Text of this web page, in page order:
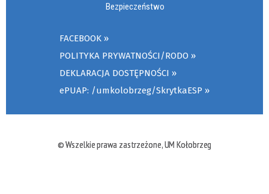
Bezpieczeństwo
FACEBOOK
POLITYKA PRYWATNOŚCI/RODO
DEKLARACJA DOSTĘPNOŚCI
ePUAP: /umkolobrzeg/SkrytkaESP
© Wszelkie prawa zastrzeżone, UM Kołobrzeg